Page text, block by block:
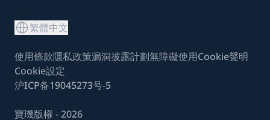
繁體中文
使用條款隱私政策漏洞披露計劃無障礙使用Cookie聲明
Cookie設定
沪ICP备19045273号-5
寶璣版權 - 2026